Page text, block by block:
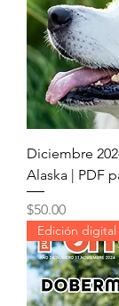
Diciembre
Alaska | PDF
Precio
$50.00
Edición digital